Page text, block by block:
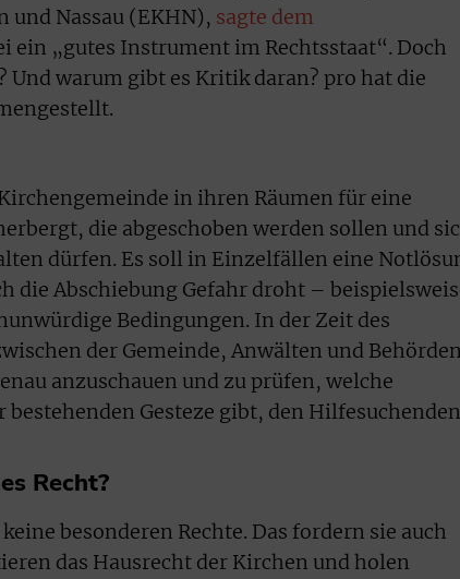
und Nassau (EKHN), sagte dem
ein „gutes Instrument im Rechtsstaat“. Doch
Und warum gibt es Kritik daran? pro hat die
in ihren Räumen für eine
die abgeschoben werden sollen und
dürfen. Es soll in Einzelfällen eine
die Abschiebung Gefahr droht –
Bedingungen. In der Zeit des
der Gemeinde, Anwälten und
anzuschauen und zu prüfen, welche
Gesteze gibt, den Hilfesuchenden
Recht?
besonderen Rechte. Das fordern sie auch
das Hausrecht der Kirchen und holen